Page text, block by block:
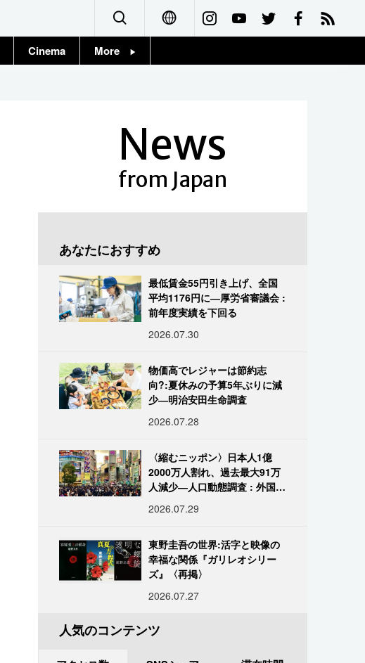
Français
Cinema More
News
from Japan
あなたにおすすめ
最低賃金55円引き上げ、全国
平均1176円に―厚労省審議会 :
前年度実績を下回る
2026.07.30
物価高でレジャーは節約志
向?:夏休みの予算5年ぶりに減
少―明治安田生命調査
2026.07.28
〈縮むニッポン〉日本人1億
2000万人割れ、過去最大91万
人減少―人口動態調査 : 外国人
2026.07.29
東野圭吾の世界:活字と映像の
幸福な関係『ガリレオシリー
ズ』〈再掲〉
2026.07.27
人気のコンテンツ